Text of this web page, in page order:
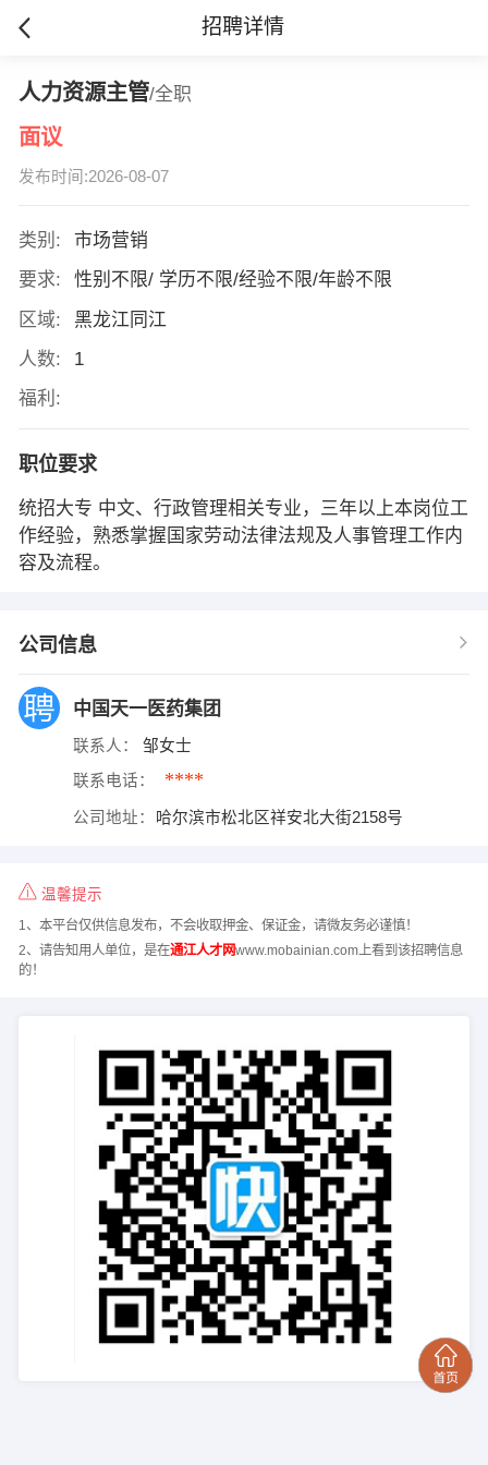
招聘详情
人力资源主管/全职
面议
发布时间:2026-08-07
类别:
市场营销
要求:
性别不限/ 学历不限/经验不限/年龄不限
区域:
黑龙江同江
人数:
1
福利:
职位要求
统招大专 中文、行政管理相关专业，三年以上本岗位工
作经验，熟悉掌握国家劳动法律法规及人事管理工作内
容及流程。
公司信息
中国天一医药集团
联系人： 邹女士
联系电话： ****
公司地址： 哈尔滨市松北区祥安北大街2158号
温馨提示
1、本平台仅供信息发布，不会收取押金、保证金，请微友务必谨慎！
2、请告知用人单位，是在通江人才网www.mobainian.com上看到该招聘信息
的！